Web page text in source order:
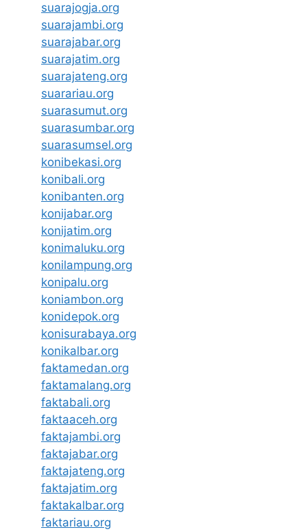
suarajogja.org
suarajambi.org
suarajabar.org
suarajatim.org
suarajateng.org
suarariau.org
suarasumut.org
suarasumbar.org
suarasumsel.org
konibekasi.org
konibali.org
konibanten.org
konijabar.org
konijatim.org
konimaluku.org
konilampung.org
konipalu.org
koniambon.org
konidepok.org
konisurabaya.org
konikalbar.org
faktamedan.org
faktamalang.org
faktabali.org
faktaaceh.org
faktajambi.org
faktajabar.org
faktajateng.org
faktajatim.org
faktakalbar.org
faktariau.org